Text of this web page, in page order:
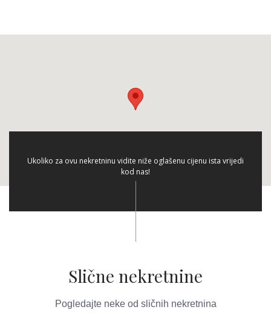
Ukoliko za ovu nekretninu vidite niže oglašenu cijenu ista vrijedi
kod nas!
Slične nekretnine
Pogledajte neke od sličnih nekretnina